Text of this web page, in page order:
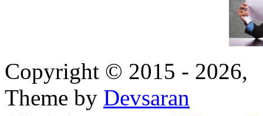
Copyright © 2015 - 2026,
Theme by Devsaran